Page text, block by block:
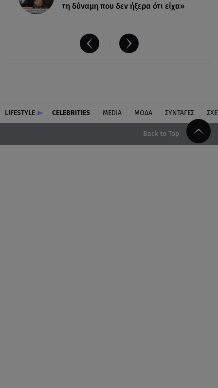
τη δύναμη που δεν ήξερα ότι είχα»
LIFESTYLE CELEBRITIES MEDIA ΜΟΔΑ ΣΥΝΤΑΓΕΣ
Back to Top